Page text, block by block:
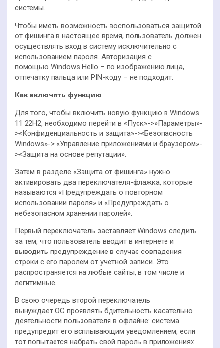
системы.
Чтобы иметь возможность воспользоваться защитой
от фишинга в настоящее время, пользователь должен
осуществлять вход в систему исключительно с
использованием пароля. Авторизация с
помощью Windows Hello – по изображению лица,
отпечатку пальца или PIN-коду – не подходит.
Как включить функцию
Для того, чтобы включить новую функцию в Windows
11 22H2, необходимо перейти в «Пуск»->»Параметры»-
>«Конфиденциальность и защита»->«Безопасность
Windows»-> «Управление приложениями и браузером»-
>«Защита на основе репутации».
Затем в разделе «Защита от фишинга» нужно
активировать два переключателя-флажка, которые
называются «Предупреждать о повторном
использовании пароля» и «Предупреждать о
небезопасном хранении паролей».
Первый переключатель заставляет Windows следить
за тем, что пользователь вводит в интернете и
выводить предупреждение в случае совпадения
строки с его паролем от учетной записи. Это
распространяется на любые сайты, в том числе и
легитимные.
В свою очередь второй переключатель
вынуждает ОС проявлять бдительность касательно
деятельности пользователя в офлайне: система
предупредит его всплывающим уведомлением, если
тот попытается набрать свой пароль в приложениях